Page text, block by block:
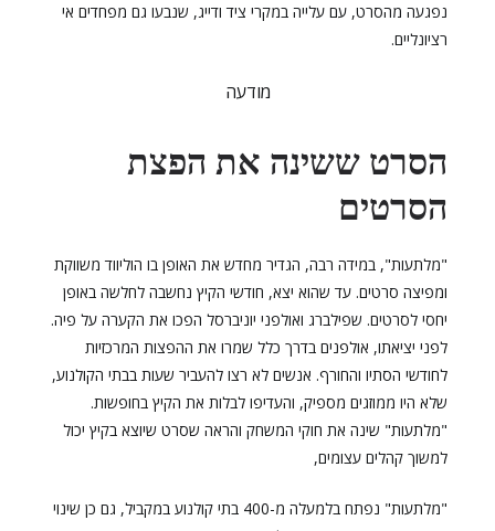
נפגעה מהסרט, עם עלייה במקרי ציד ודייג, שנבעו גם מפחדים אי
רציונליים.
מודעה
הסרט ששינה את הפצת
הסרטים
"מלתעות", במידה רבה, הגדיר מחדש את האופן בו הוליווד משווקת
ומפיצה סרטים. עד שהוא יצא, חודשי הקיץ נחשבה לחלשה באופן
יחסי לסרטים. שפילברג ואולפני יוניברסל הפכו את הקערה על פיה.
לפני יציאתו, אולפנים בדרך כלל שמרו את ההפצות המרכזיות
לחודשי הסתיו והחורף. אנשים לא רצו להעביר שעות בבתי הקולנוע,
שלא היו ממוזגים מספיק, והעדיפו לבלות את הקיץ בחופשות.
"מלתעות" שינה את חוקי המשחק והראה שסרט שיוצא בקיץ יכול
למשוך קהלים עצומים,
"מלתעות" נפתח בלמעלה מ-400 בתי קולנוע במקביל, גם כן שינוי